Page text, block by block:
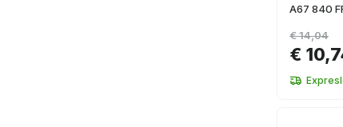
A67 840
€
€ 14,04